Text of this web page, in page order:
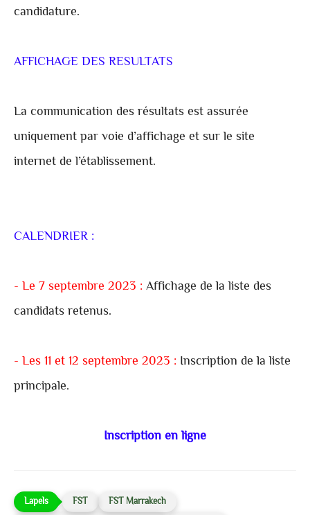
candidature.
AFFICHAGE DES RESULTATS
La communication des résultats est assurée
uniquement par voie d’affichage et sur le site
internet de l’établissement.
CALENDRIER :
- Le 7 septembre 2023 : Affichage de la liste des
candidats retenus.
- Les 11 et 12 septembre 2023 : Inscription de la liste
principale.
Inscription en ligne
FST
FST Marrakech